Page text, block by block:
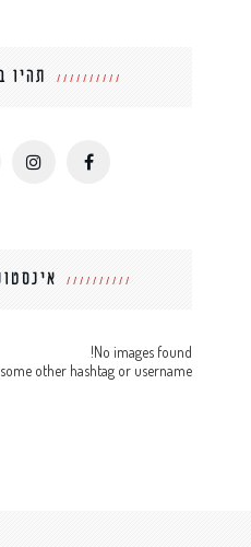
תהיו
No images found!
other hashtag or username